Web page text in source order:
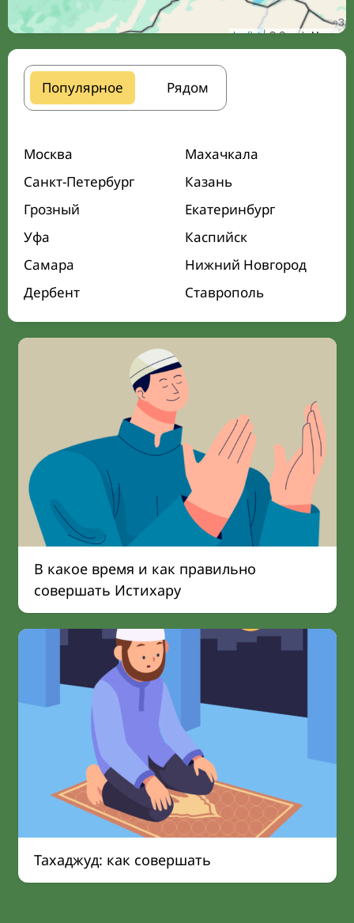
Leaflet| © Google Maps
Популярное Рядом
Москва
Махачкала
Санкт-Петербург
Казань
Грозный
Екатеринбург
Уфа
Каспийск
Самара
Нижний Новгород
Дербент
Ставрополь
В какое время и как правильно
совершать Истихару
Тахаджуд: как совершать